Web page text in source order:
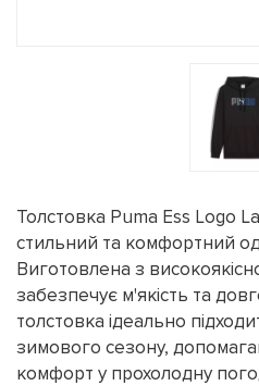
Толстовка Puma Ess Logo
стильний та комфортний
Виготовлена з
забезпечує м'якість та
толстовка ідеально
зимового сезону,
комфорт у прохолодну